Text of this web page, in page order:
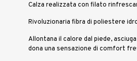
Calza realizzata con filato
Rivoluzionaria fibra di poliestere
Allontana il calore dal piede,
dona una sensazione di comfort